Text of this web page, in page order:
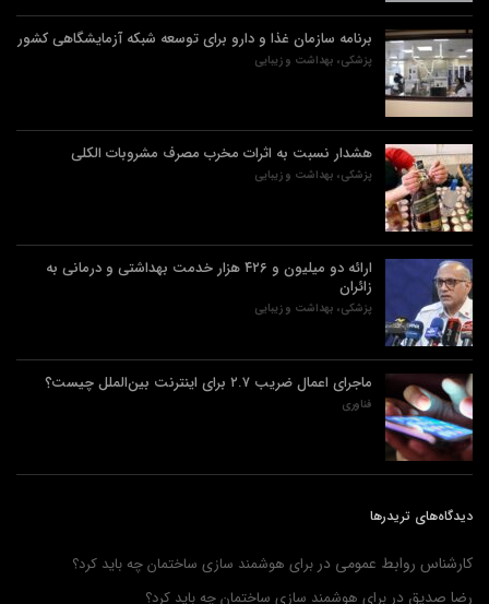
برنامه سازمان غذا و دارو برای توسعه شبکه آزمایشگاهی کشور
پزشکی، بهداشت و زیبایی
هشدار نسبت به اثرات مخرب مصرف مشروبات الکلی
پزشکی، بهداشت و زیبایی
ارائه دو میلیون و ۴۲۶ هزار خدمت بهداشتی و درمانی به
زائران
پزشکی، بهداشت و زیبایی
ماجرای اعمال ضریب ۲.۷ برای اینترنت بین‌الملل چیست؟
فناوری
دیدگاه‌های تریدرها
کارشناس روابط عمومی در برای هوشمند سازی ساختمان چه باید کرد؟
رضا صدیق در برای هوشمند سازی ساختمان چه باید کرد؟